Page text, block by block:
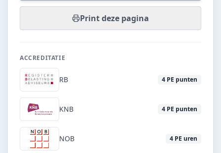
Print deze pagina
ACCREDITATIE
RB 4 PE punten
KNB 4 PE punten
NOB 4 PE uren